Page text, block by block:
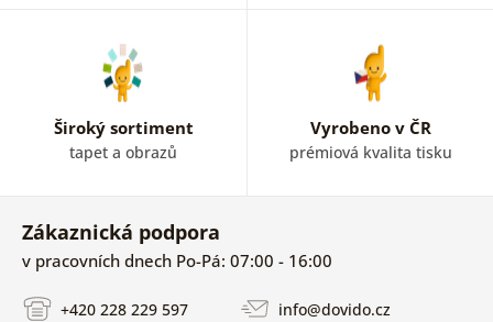
Široký sortiment
tapet a obrazů
Vyrobeno v ČR
prémiová kvalita tisku
Zákaznická podpora
v pracovních dnech Po-Pá: 07:00 - 16:00
+420 228 229 597 info@dovido.cz